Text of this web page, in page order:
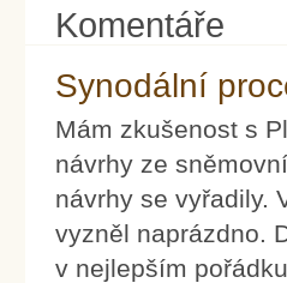
Komentáře
Synodální
Mám zkušenost s
návrhy ze
návrhy se vyřadily.
vyzněl naprázdno.
v nejlepším